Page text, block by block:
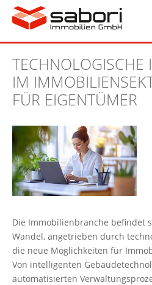
TECHNOLOGISCHE
IM
FÜR EIGENTÜMER
Die Immobilienbranche befindet
Wandel, angetrieben durch
die neue Möglichkeiten für
Von intelligenten
automatisierten